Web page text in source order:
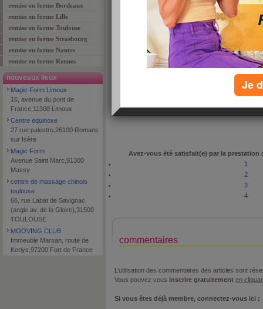
remise en forme Bordeaux
remise en forme Lille
remise en forme Toulouse
remise en forme Strasbourg
remise en forme Nantes
remise en forme Rennes
nouveaux lieux
Magic Form Limoux
16, avenue du pont de
France,11300 Limoux
Centre equinoxe
27 rue palestro,26100 Romans
sur Isère
Magic Form
Avenue Saint Marc,91300
Massy
centre de massage chinois
toulouse
66, rue Labat de Savignac
(angle av. de la Gloire),31500
TOULOUSE
MOOVING CLUB
Immeuble Marsan, route de
Kerlys,97200 Fort de France
4 Rue Gén Hoche
type de lieu
fitness
Avez-vous été satisfait(e) par la prestation
1
2
3
4
commentaires
L’utilisation des commentaires des articles sont
Vous pouvez vous inscrire gratuitement en
Si vous êtes déjà membre, connectez-vous ici :
Je